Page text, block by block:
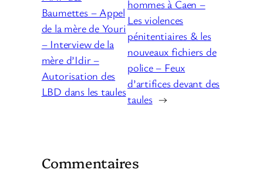
Baumettes – Appel
de la mère de Youri
– Interview de la
mère d’Idir –
Autorisation des
LBD dans les taules
hommes à Caen –
Les violences
pénitentiaires & les
nouveaux fichiers de
police – Feux
d’artifices devant des
taules →
Commentaires